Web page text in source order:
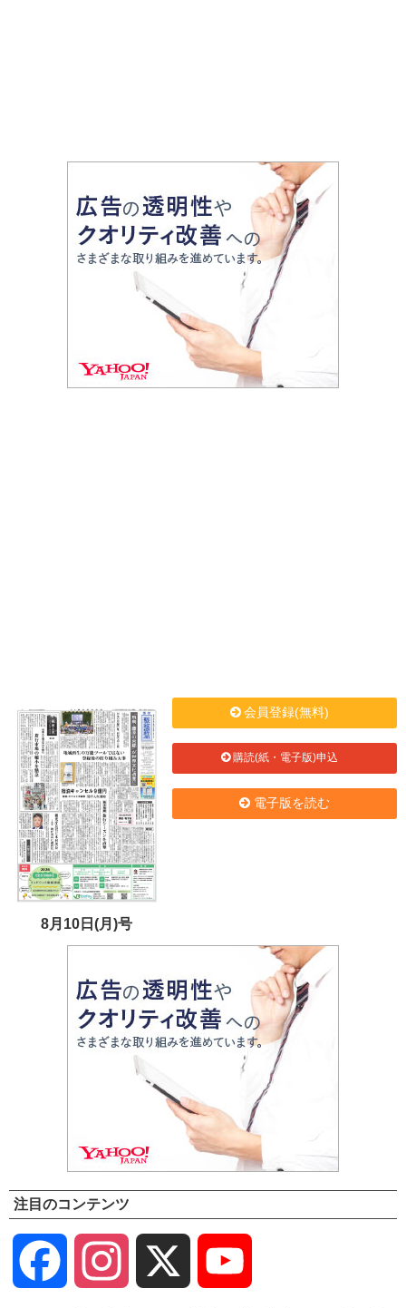
8月10日(月)号
会員登録(無料)
購読(紙・電子版)申込
電子版を読む
注目のコンテンツ
Facebook Instagram